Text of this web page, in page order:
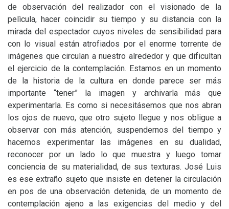
de observación del realizador con el visionado de la
pelìcula, hacer coincidir su tiempo y su distancia con la
mirada del espectador cuyos niveles de sensibilidad para
con lo visual están atrofiados por el enorme torrente de
imágenes que circulan a nuestro alrededor y que dificultan
el ejercicio de la contemplación. Estamos en un momento
de la historia de la cultura en donde parece ser más
importante “tener” la imagen y archivarla más que
experimentarla. Es como si necesitásemos que nos abran
los ojos de nuevo, que otro sujeto llegue y nos obligue a
observar con más atención, suspendernos del tiempo y
hacernos experimentar las imágenes en su dualidad,
reconocer por un lado lo que muestra y luego tomar
conciencia de su materialidad, de sus texturas. José Luis
es ese extraño sujeto que insiste en detener la circulación
en pos de una observación detenida, de un momento de
contemplación ajeno a las exigencias del medio y del